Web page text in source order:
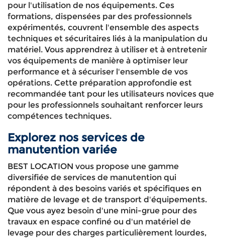
pour l'utilisation de nos équipements. Ces
formations, dispensées par des professionnels
expérimentés, couvrent l'ensemble des aspects
techniques et sécuritaires liés à la manipulation du
matériel. Vous apprendrez à utiliser et à entretenir
vos équipements de manière à optimiser leur
performance et à sécuriser l'ensemble de vos
opérations. Cette préparation approfondie est
recommandée tant pour les utilisateurs novices que
pour les professionnels souhaitant renforcer leurs
compétences techniques.
Explorez nos services de
manutention variée
BEST LOCATION vous propose une gamme
diversifiée de services de manutention qui
répondent à des besoins variés et spécifiques en
matière de levage et de transport d'équipements.
Que vous ayez besoin d'une mini-grue pour des
travaux en espace confiné ou d'un matériel de
levage pour des charges particulièrement lourdes,